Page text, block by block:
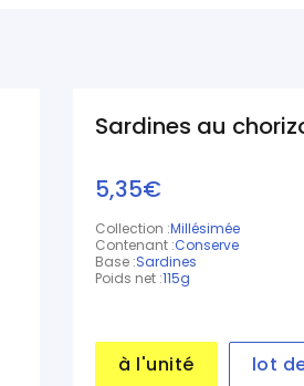
Sardines au
5,35€
Collection :Millésimée
Contenant :Conserve
Base :Sardines
Poids net :115g
à l'unité lot